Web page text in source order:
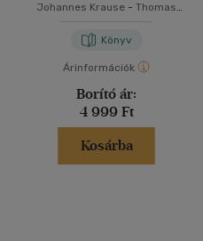
Johannes Krause -Thomas
Könyv
Árinformációk
Borító ár:
4 999 Ft
Kosárba